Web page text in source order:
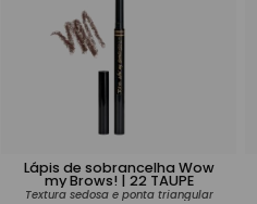
Lápis de sobrancelha Wow
my Brows! | 22 TAUPE
Textura sedosa e ponta triangular